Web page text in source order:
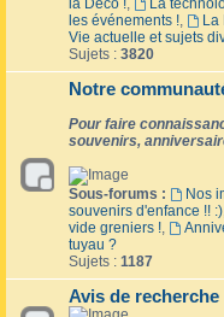
la Déco !, La
les événements !, La
Vie actuelle et sujets
Sujets : 3820
Notre
Pour faire
souvenirs,
Sous-forums : Nos
souvenirs d'enfance !! :)
vide greniers !,
tuyau ?
Sujets : 1187
Avis de recherche